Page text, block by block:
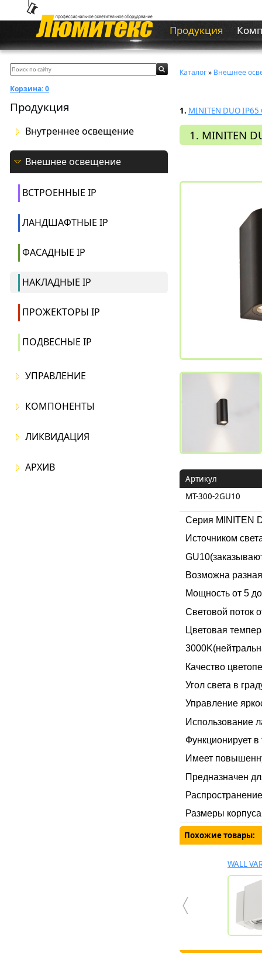
Продукция
Корзина:0
Продукция
Внутреннее освещение
Внешнее освещение
ВСТРОЕННЫЕ IP
ЛАНДШАФТНЫЕ IP
ФАСАДНЫЕ IP
НАКЛАДНЫЕ IP
ПРОЖЕКТОРЫ IP
ПОДВЕСНЫЕ IP
УПРАВЛЕНИЕ
КОМПОНЕНТЫ
ЛИКВИДАЦИЯ
АРХИВ
Каталог» Внешнее
1. MINITEN DUO IP65
1. MINITEN
Артикул
MT-300-2GU10
Серия MINITEN
Источником
GU10
Возможна
Мощность от 5
Световой поток
Цветовая
Качество
Угол света в
Управление
Использование
Функционирует
Имеет
Предназначен
Размеры
Похожие товары:
WALL